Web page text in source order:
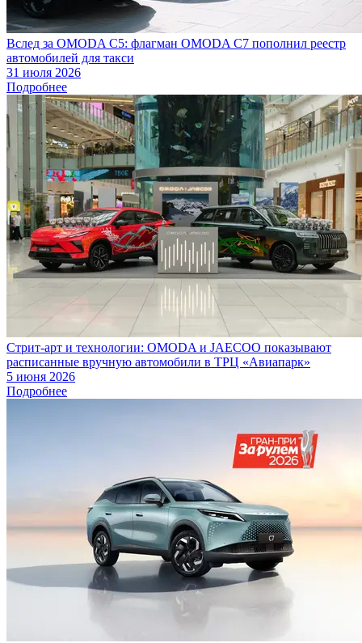
Вслед за OMODA C5: флагман OMODA C7 пополнил реестр
автомобилей для такси
31 июля 2026
Подробнее
Стрит-арт и технологии: OMODA и JAECOO показывают
расписанные вручную автомобили в ТРЦ «Авиапарк»
5 июня 2026
Подробнее